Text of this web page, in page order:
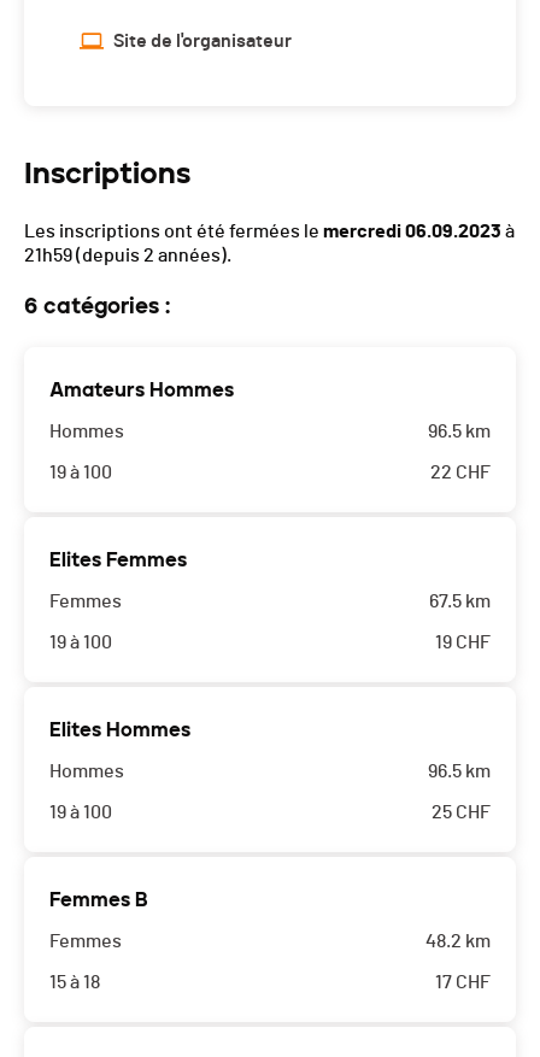
Site de l'organisateur
Inscriptions
Les inscriptions ont été fermées le mercredi 06.09.2023 à
21h59(depuis 2 années).
6 catégories :
Amateurs Hommes
Hommes
19 à 100
96.5 km
22 CHF
Elites Femmes
Femmes
19 à 100
67.5 km
19 CHF
Elites Hommes
Hommes
19 à 100
96.5 km
25 CHF
Femmes B
Femmes
15 à 18
48.2 km
17 CHF